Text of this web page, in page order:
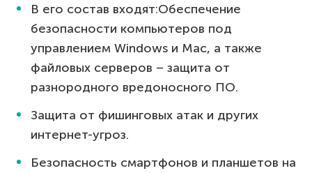
В его состав входят:Обеспечение
безопасности компьютеров под
управлением Windows и Mac, а также
файловых серверов – защита от
разнородного вредоносного ПО.
Защита от фишинговых атак и других
интернет-угроз.
Безопасность смартфонов и планшетов на